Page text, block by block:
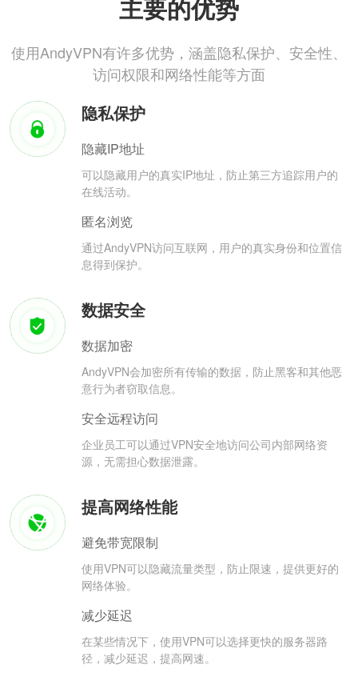
主要的优势
使用AndyVPN有许多优势，涵盖隐私保护、安全性、
访问权限和网络性能等方面
隐私保护
隐藏IP地址
可以隐藏用户的真实IP地址，防止第三方追踪用户的
在线活动。
匿名浏览
通过AndyVPN访问互联网，用户的真实身份和位置信
息得到保护。
数据安全
数据加密
AndyVPN会加密所有传输的数据，防止黑客和其他恶
意行为者窃取信息。
安全远程访问
企业员工可以通过VPN安全地访问公司内部网络资
源，无需担心数据泄露。
提高网络性能
避免带宽限制
使用VPN可以隐藏流量类型，防止限速，提供更好的
网络体验。
减少延迟
在某些情况下，使用VPN可以选择更快的服务器路
径，减少延迟，提高网速。